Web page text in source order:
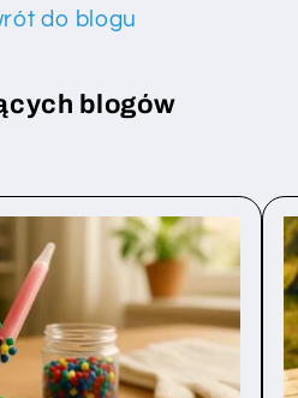
do blogu
blogów